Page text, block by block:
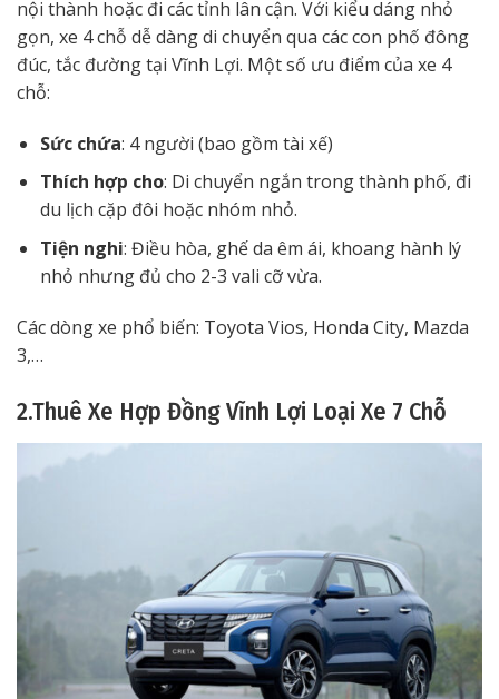
nội thành hoặc đi các tỉnh lân cận. Với kiểu dáng nhỏ
gọn, xe 4 chỗ dễ dàng di chuyển qua các con phố đông
đúc, tắc đường tại Vĩnh Lợi. Một số ưu điểm của xe 4
chỗ:
Sức chứa: 4 người (bao gồm tài xế)
Thích hợp cho: Di chuyển ngắn trong thành phố, đi
du lịch cặp đôi hoặc nhóm nhỏ.
Tiện nghi: Điều hòa, ghế da êm ái, khoang hành lý
nhỏ nhưng đủ cho 2-3 vali cỡ vừa.
Các dòng xe phổ biến: Toyota Vios, Honda City, Mazda
3,…
2.Thuê Xe Hợp Đồng Vĩnh Lợi Loại Xe 7 Chỗ